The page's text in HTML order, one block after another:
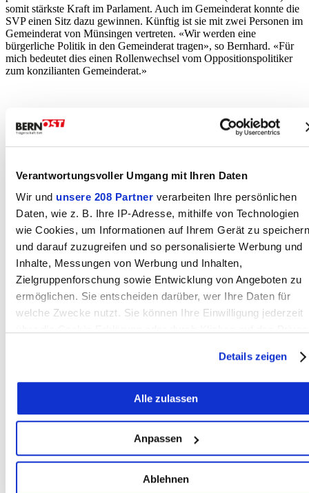
Verantwortungsvoller Umgang mit Ihren Daten
Wir und unsere 208 Partner verarbeiten Ihre persönlichen
Daten, wie z. B. Ihre IP-Adresse, mithilfe von Technologien
wie Cookies, um Informationen auf Ihrem Gerät zu speichern
und darauf zuzugreifen und so personalisierte Werbung und
Inhalte, Messungen von Werbung und Inhalten,
Zielgruppenforschung sowie Entwicklung von Angeboten zu
ermöglichen. Sie entscheiden darüber, wer Ihre Daten für
welche Zwecke nutzt. Sie können Ihre Einwilligung jederzeit
Informationen über Ihre geografische Lage erfassen,
welche bis auf einige Meter genau sein können
Merkmalen (Fingerprinting) identifizieren
Erfahren Sie mehr darüber, wie Ihre persönlichen Daten
verarbeitet werden, und legen Sie Ihre Präferenzen im
Details zeigen
Alle zulassen
Anpassen
Ablehnen
somit stärkste Kraft im Parlament. Auch im Gemeinderat konnte die
SVP einen Sitz dazu gewinnen. Künftig ist sie mit zwei Personen im
Gemeinderat von Münsingen vertreten. «Wir werden eine
bürgerliche Politik in den Gemeinderat tragen», so Bernhard. «Für
mich bedeutet dies einen Rollenwechsel vom Oppositionspolitiker
zum konzilianten Gemeinderat.»
Henri Bernhard von der SVP hat die Wahl in den Gemeinderat
SP bedauert